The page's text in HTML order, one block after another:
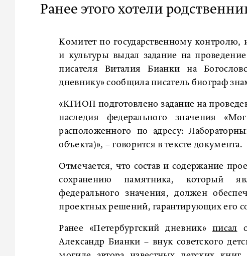
Ранее этого хотели
Комитет по государственному
и культуры выдал задание на
писателя Виталия Бианки на
дневнику» сообщила писатель биограф
«КГИОП подготовлено задание на
наследия федерального значения
расположенного по адресу:
объекта)», – говорится в тексте документа.
Отмечается, что состав и содержание
сохранению памятника, который
федерального значения, должен
проектных решений, гарантирующих его
Ранее «Петербургский дневник»писал
Александр Бианки – внук советского